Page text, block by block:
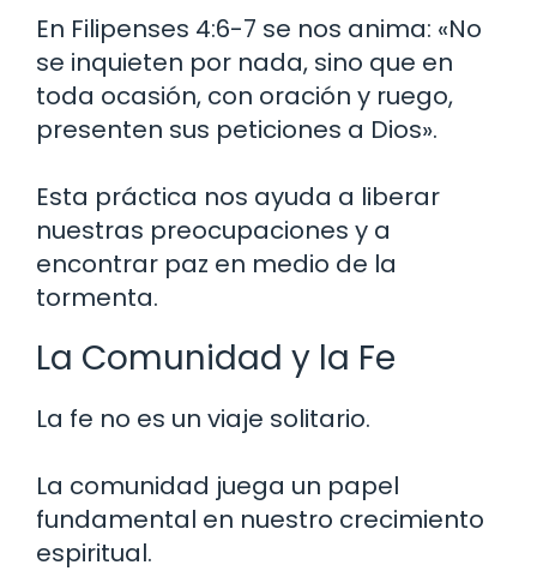
En Filipenses 4:6-7 se nos anima: «No
se inquieten por nada, sino que en
toda ocasión, con oración y ruego,
presenten sus peticiones a Dios».
Esta práctica nos ayuda a liberar
nuestras preocupaciones y a
encontrar paz en medio de la
tormenta.
La Comunidad y la Fe
La fe no es un viaje solitario.
La comunidad juega un papel
fundamental en nuestro crecimiento
espiritual.